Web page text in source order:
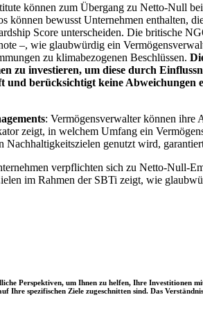
können zum Übergang zu Netto-Null
können bewusst Unternehmen enthalten,
Score unterscheiden. Die britische
–, wie glaubwürdig ein
zu klimabezogenen Beschlüssen.
zu investieren, um diese durch
und berücksichtigt keine Abweichungen
: Vermögensverwalter können ihre
zeigt, in welchem Umfang ein
Nachhaltigkeitszielen genutzt wird,
verpflichten sich zu Netto-Null-
im Rahmen der SBTi zeigt, wie
Perspektiven, um Ihnen zu helfen, Ihre Investitionen
Ihre spezifischen Ziele zugeschnitten sind. Das